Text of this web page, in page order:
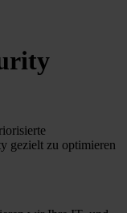
gezielt zu optimieren